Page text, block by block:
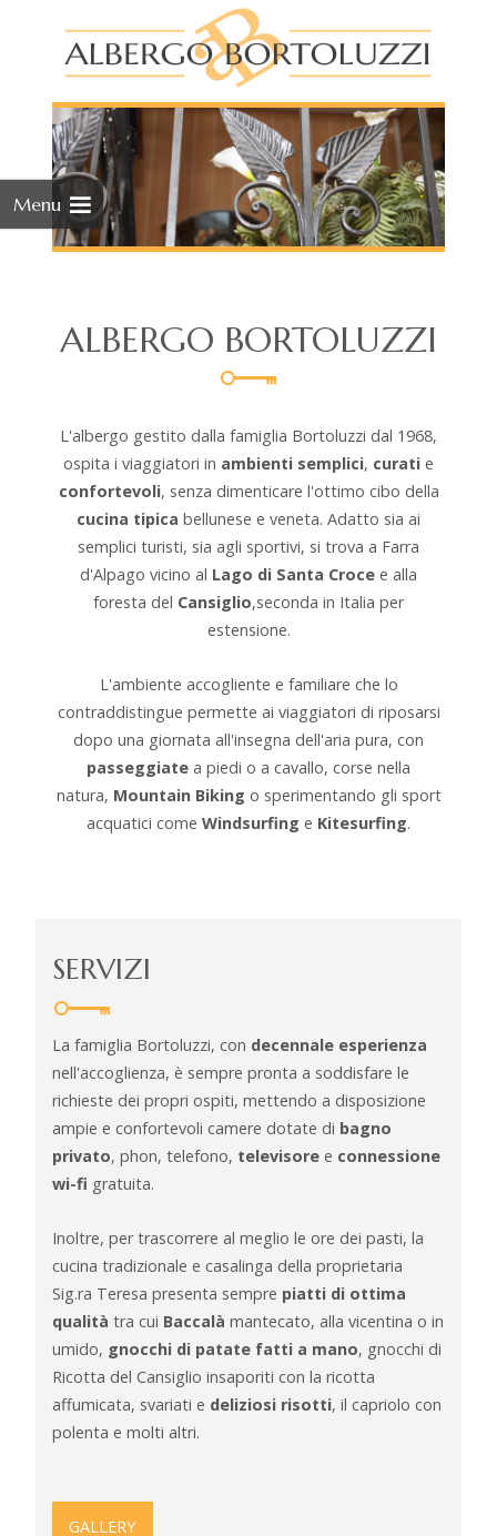
Menu
ALBERGO BORTOLUZZI
L'albergo gestito dalla famiglia Bortoluzzi dal 1968,
ospita i viaggiatori in ambienti semplici, curati e
confortevoli, senza dimenticare l'ottimo cibo della
cucina tipica bellunese e veneta. Adatto sia ai
semplici turisti, sia agli sportivi, si trova a Farra
d'Alpago vicino al Lago di Santa Croce e alla
foresta del Cansiglio,seconda in Italia per
estensione.
L'ambiente accogliente e familiare che lo
contraddistingue permette ai viaggiatori di riposarsi
dopo una giornata all'insegna dell'aria pura, con
passeggiate a piedi o a cavallo, corse nella
natura, Mountain Biking o sperimentando gli sport
acquatici come Windsurfing e Kitesurfing.
SERVIZI
La famiglia Bortoluzzi, con decennale esperienza
nell'accoglienza, è sempre pronta a soddisfare le
richieste dei propri ospiti, mettendo a disposizione
ampie e confortevoli camere dotate di bagno
privato, phon, telefono, televisore e connessione
wi-fi gratuita.
Inoltre, per trascorrere al meglio le ore dei pasti, la
cucina tradizionale e casalinga della proprietaria
Sig.ra Teresa presenta sempre piatti di ottima
qualità tra cui Baccalà mantecato, alla vicentina o in
umido, gnocchi di patate fatti a mano, gnocchi di
Ricotta del Cansiglio insaporiti con la ricotta
affumicata, svariati e deliziosi risotti, il capriolo con
polenta e molti altri.
GALLERY